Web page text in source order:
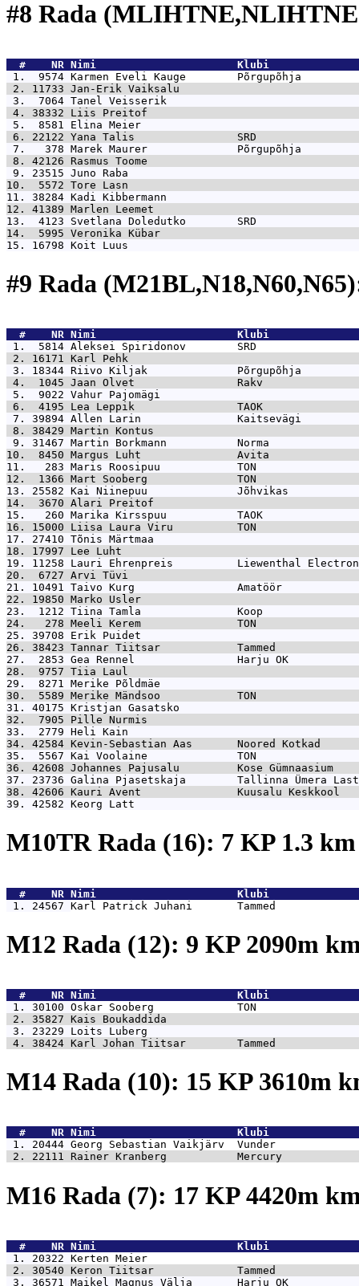
#8 Rada
  #    NR
Nimi                      Klubi
1.  9574 Karmen Eveli Kauge        Põrgupõhja
2. 11733 Jan-Erik Vaiksalu
3.  7064 Tanel Veisserik
4. 38332 Liis Preitof
5.  8581 Elina Meier
6. 22122 Yana Talis                SRD
7.   378 Marek Maurer              Põrgupõhja
8. 42126 Rasmus Toome
9. 23515 Juno Raba
10.  5572 Tore Lasn
11. 38284 Kadi Kibbermann
12. 41389 Marlen Leemet
13.  4123 Svetlana Doledutko        SRD
14.  5995 Veronika Kübar
15. 16798 Koit Luus
#9 Rada
  #    NR
Nimi                      Klubi
1.  5814 Aleksei Spiridonov        SRD
2. 16171 Karl Pehk
3. 18344 Riivo Kiljak              Põrgupõhja
4.  1045 Jaan Olvet                Rakv
5.  9022 Vahur Pajomägi
6.  4195 Lea Leppik                TAOK
7. 39894 Allen Larin               Kaitsevägi
8. 38429 Martin Kontus
9. 31467 Martin Borkmann           Norma
10.  8450 Margus Luht               Avita
11.   283 Maris Roosipuu            TON
12.  1366 Mart Sooberg              TON
13. 25582 Kai Niinepuu              Jõhvikas
14.  3670 Alari Preitof
15.   260 Marika Kirsspuu           TAOK
16. 15000 Liisa Laura Viru          TON
17. 27410 Tõnis Märtmaa
18. 17997 Lee Luht
19. 11258 Lauri Ehrenpreis          Liewenthal
20.  6727 Arvi Tüvi
21. 10491 Taivo Kurg                Amatöör
22. 19850 Marko Usler
23.  1212 Tiina Tamla               Koop
24.   278 Meeli Kerem               TON
25. 39708 Erik Puidet
26. 38423 Tannar Tiitsar            Tammed
27.  2853 Gea Rennel                Harju OK
28.  9757 Tiia Laul
29.  8271 Merike Põldmäe
30.  5589 Merike Mändsoo            TON
31. 40175 Kristjan Gasatsko
32.  7905 Pille Nurmis
33.  2779 Heli Kain
34. 42584 Kevin-Sebastian Aas       Noored Kotkad
35.  5567 Kai Voolaine              TON
36. 42608 Johannes Pajusalu         Kose Gümnaasium
37. 23736 Galina Pjasetskaja        Tallinna Ümera
38. 42606 Kauri Avent               Kuusalu Keskkool
39. 42582 Keorg Latt
M10TR Rada (16): 7 KP 1.3
  #    NR
Nimi                      Klubi
1. 24567 Karl Patrick Juhani       Tammed
M12 Rada (12): 9 KP 2090m
  #    NR
Nimi                      Klubi
1. 30100 Oskar Sooberg             TON
2. 35827 Kais Boukaddida
3. 23229 Loits Luberg
4. 38424 Karl Johan Tiitsar        Tammed
M14 Rada (10): 15 KP 3610m
  #    NR
Nimi                      Klubi
1. 20444 Georg Sebastian Vaikjärv  Vunder
2. 22111 Rainer Kranberg           Mercury
M16 Rada (7): 17 KP 4420m
  #    NR
Nimi                      Klubi
1. 20322 Kerten Meier
2. 30540 Keron Tiitsar             Tammed
3. 36571 Maikel Magnus Välja       Harju OK